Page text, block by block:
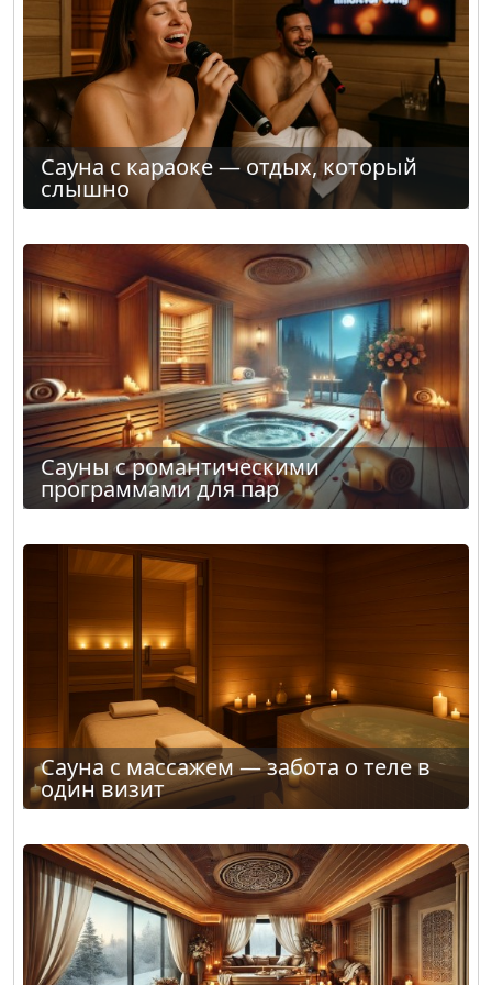
Сауна с караоке — отдых, который
слышно
Сауны с романтическими
программами для пар
Сауна с массажем — забота о теле в
один визит